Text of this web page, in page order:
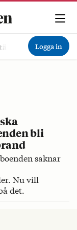
Ekonomi
Logga in
bli
saknar
Nu vill
det.